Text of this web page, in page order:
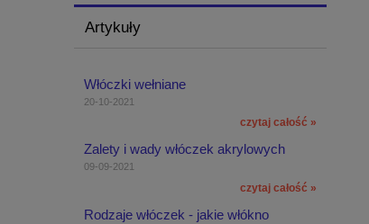
Artykuły
Włóczki wełniane
20-10-2021
czytaj całość »
Zalety i wady włóczek akrylowych
09-09-2021
czytaj całość »
Rodzaje włóczek - jakie włókno